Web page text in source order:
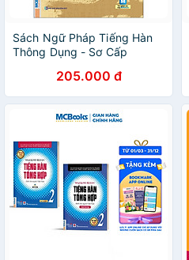
Sách Ngữ Pháp Tiếng Hàn
Thông Dụng - Sơ Cấp
205.000 đ